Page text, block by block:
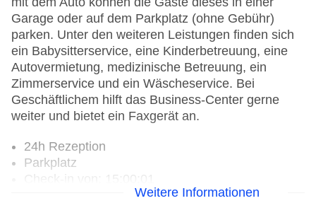
Garage oder auf dem Parkplatz (ohne Gebühr)
parken. Unter den weiteren Leistungen finden sich
ein Babysitterservice, eine Kinderbetreuung, eine
Autovermietung, medizinische Betreuung, ein
Zimmerservice und ein Wäscheservice. Bei
Geschäftlichem hilft das Business-Center gerne
weiter und bietet ein Faxgerät an.
24h Rezeption
Parkplatz
Check-out bis: 13:00:01Weitere Informationen